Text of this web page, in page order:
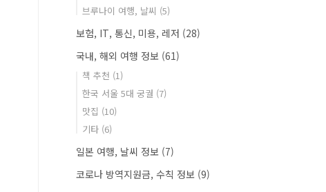
브루나이 여행, 날씨 (5)
보험, IT, 통신, 미용, 레저 (28)
국내, 해외 여행 정보 (61)
책 추천 (1)
한국 서울 5대 궁궐 (7)
맛집 (10)
기타 (6)
일본 여행, 날씨 정보 (7)
코로나 방역지원금, 수칙 정보 (9)